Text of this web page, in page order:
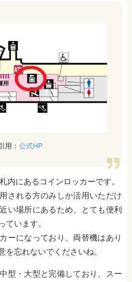
用： 公式HP
内にあるコインロッカーです。
される方のみしか活用いただけ
い場所にあるため、とても便利
ています。
ーになっており、両替機はあり
を忘れないでくださいね。
型・大型と完備しており、スー